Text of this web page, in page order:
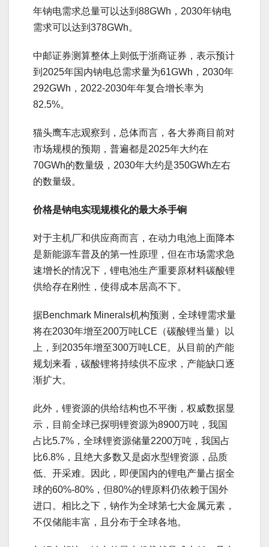
年钠电需求总量可以达到88GWh，2030年钠电
需求可以达到378GWh。
中邮证券测算整体上则低于浙商证券，表示预计
到2025年国内钠电总需求量为61GWh，2030年
292GWh，2022-2030年年复合增长率为
82.5%。
猫头鹰车志观察到，总体而言，各大券商目前对
市场规模的预期，普遍都是2025年大约在
70GWh的数量级，2030年大约是350GWh左右
的数量级。
价格是钠电实现规模化的最大杀手锏
对于主机厂和供应商而言，在动力电池上面降本
是新能源车普及的第一性原理，但在市场需求急
速增长的情况下，锂电池生产重要原材料碳酸锂
供给存在刚性，使得成本居高不下。
据Benchmark Minerals机构预测，全球锂需求量
将在2030年增至200万吨LCE（碳酸锂当量）以
上，到2035年增至300万吨LCE。从目前的产能
规划来看，碳酸锂将持续供不应求，产能缺口逐
渐扩大。
此外，锂资源的供给结构也不平衡，权威数据显
示，目前全球已探明锂资源为8900万吨，我国
占比5.7%，全球锂资源储量2200万吨，我国占
比6.8%，且绝大多数又是卤水型锂资源，品质
低、开采难。因此，即便国内的锂电产量占据全
球的60%-80%，但80%的锂原料仍依赖于国外
进口。相比之下，钠作为全球第七大金属元素，
不仅储能丰富，且分布于全球各地。